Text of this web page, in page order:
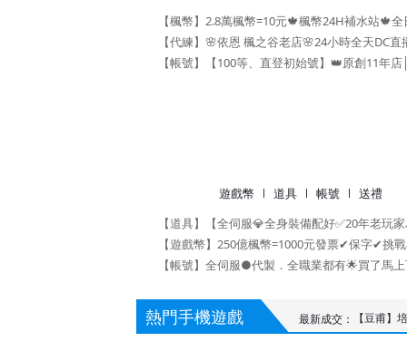
遊戲幣 道具 帳號 送禮
熱門手機遊戲
最新成交：
如約